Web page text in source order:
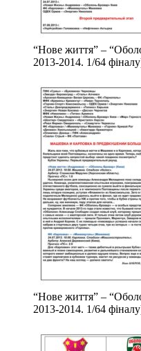
“Нове життя” –
2013-2014. 1/64
“Нове життя” –
2013-2014. 1/64